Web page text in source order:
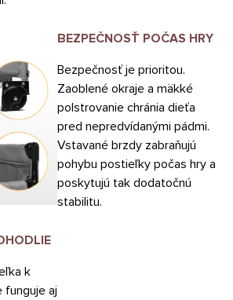
BEZPEČNOSŤ POČAS HRY
Bezpečnosť je prioritou.
Zaoblené okraje a mäkké
polstrovanie chránia dieťa
pred nepredvídanými pádmi.
Vstavané brzdy zabraňujú
pohybu postieľky počas hry a
poskytujú tak dodatočnú
stabilitu.
k
funguje aj